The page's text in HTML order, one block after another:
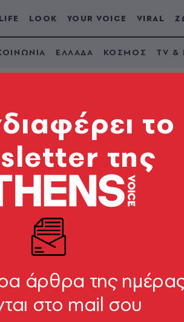
LIFE LOOK YOUR VOICE VIRAL
ΕΛΛΑΔΑ ΚΟΣΜΟΣ TV &
συμφωνία
το
της
άρθρα της
στο mail σου